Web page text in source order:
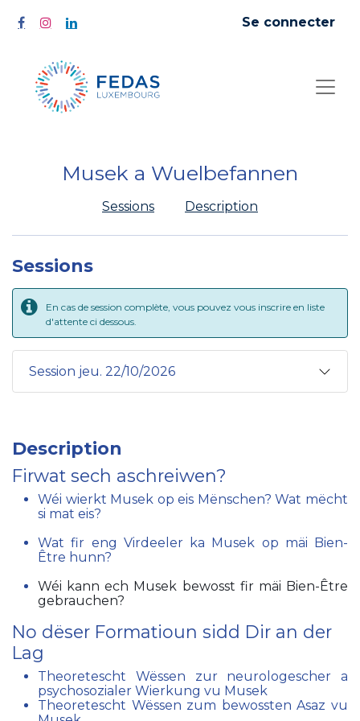
Se connecter
Musek a Wuelbefannen
Sessions Description
Sessions
En cas de session complète, vous pouvez vous inscrire en liste
d'attente ci dessous.
Session jeu. 22/10/2026
Description
Firwat sech aschreiwen?
Wéi wierkt Musek op eis Mënschen? Wat mëcht
si mat eis?
Wat fir eng Virdeeler ka Musek op mäi Bien-
Être hunn?
Wéi kann ech Musek bewosst fir mäi Bien-Être
gebrauchen?
No dëser Formatioun sidd Dir an der
Lag
Theoretescht Wëssen zur neurologescher a
psychosozialer Wierkung vu Musek
Theoretescht Wëssen zum bewossten Asaz vu